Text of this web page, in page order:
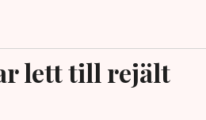
lett till rejält